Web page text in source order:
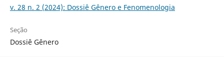
v. 28 n. 2 (2024): Dossiê Gênero e Fenomenologia
Seção
Dossiê Gênero